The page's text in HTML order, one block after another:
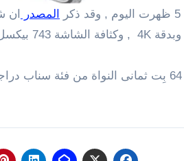
المصدر
743 بيكسل لكل انش .